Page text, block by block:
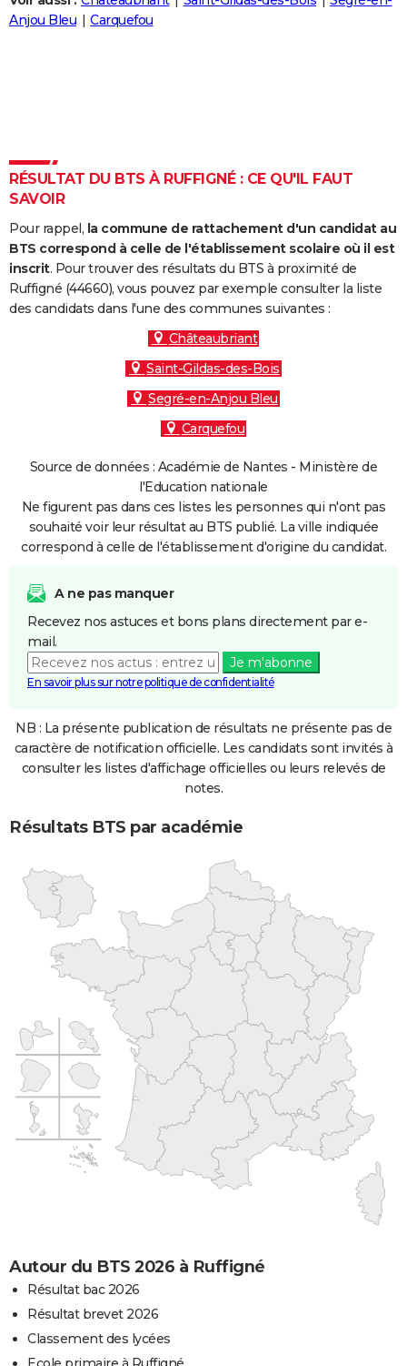
Destinations
City break
Voyage nature
Voyage de noces
Forum
Climat
+
PHOTO
Carte de Noël
Carte Bonne année
Carte Saint-Valentin
Carte Pâques
Carte d'anniversaire
DICTIONNAIRE
Dictionnaire
Biographies
Citations
Expressions
Proverbes
PROGRAMME TV
COPAINS D'AVANT
S'inscrire
Se connecter
Lycées
Collèges
Primaires
Universités
Entreprises
Service militaire
Avis de recherche
AVIS DE DÉCÈS
FORUM
Anjou Bleu
Carquefou
RÉSULTAT DU BTS À RUFFIGNÉ : CE QU'IL FAUT
SAVOIR
Pour rappel, la commune de rattachement d'un candidat au
BTS correspond à celle de l'établissement scolaire où il est
inscrit. Pour trouver des résultats du BTS à proximité de
Ruffigné (44660), vous pouvez par exemple consulter la liste
des candidats dans l'une des communes suivantes :
Châteaubriant
Saint-Gildas-des-Bois
Segré-en-Anjou Bleu
Carquefou
Source de données : Académie de Nantes - Ministère de
l'Education nationale
Ne figurent pas dans ces listes les personnes qui n'ont pas
souhaité voir leur résultat au BTS publié. La ville indiquée
correspond à celle de l'établissement d'origine du candidat.
A ne pas manquer
Recevez nos astuces et bons plans directement par e-
mail.
Je m'abonne
En savoir plus sur notre politique de confidentialité
NB : La présente publication de résultats ne présente pas de
caractère de notification officielle. Les candidats sont invités à
consulter les listes d'affichage officielles ou leurs relevés de
notes.
Résultats BTS par académie
Autour du BTS 2026 à Ruffigné
Résultat bac 2026
Résultat brevet 2026
Classement des lycées